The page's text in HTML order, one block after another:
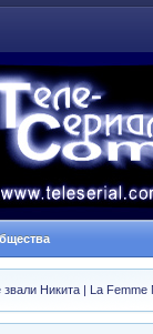
звали Никита | La Femme